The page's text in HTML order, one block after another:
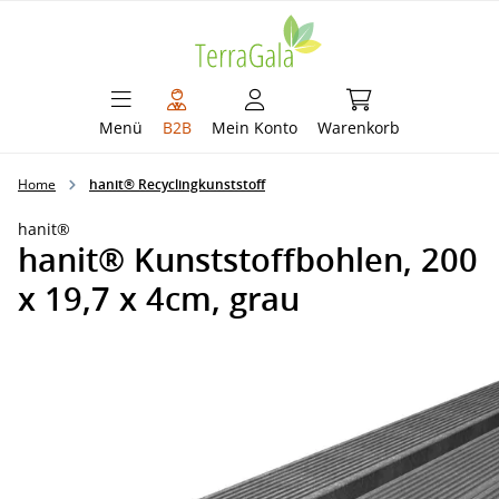
Menü B2B Mein Konto Warenkorb
Warenkorb
Home hanit® Recyclingkunststoff
hanit®
hanit® Kunststoffbohlen, 200
x 19,7 x 4cm, grau